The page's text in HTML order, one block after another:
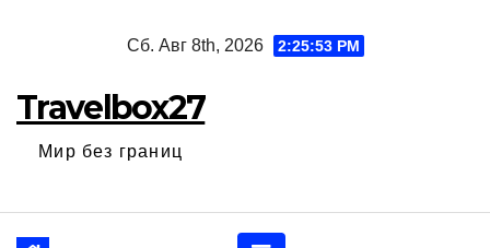
Сб. Авг 8th, 2026 2:25:55 PM
Travelbox27
Мир без границ